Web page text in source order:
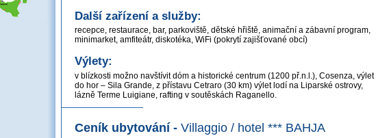
Další zařízení a služby:
recepce, restaurace, bar, parkoviště, dětské hřiště, animační a zábavní program,
minimarket, amfiteátr, diskotéka, WiFi (pokrytí zajišťované obcí)
Výlety:
v blízkosti možno navštívit dóm a historické centrum (1200 př.n.l.), Cosenza, výlet
do hor – Sila Grande, z přístavu Cetraro (30 km) výlet lodí na Liparské ostrovy,
lázně Terme Luigiane, rafting v soutěskách Raganello.
Ceník ubytování - Villaggio / hotel *** BAHJA